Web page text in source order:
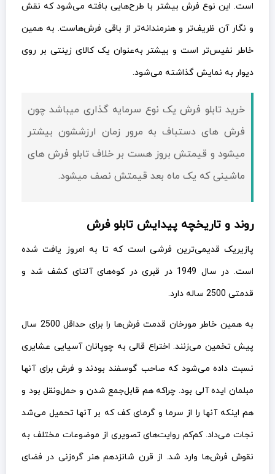
است. این نوع فرش بیشتر با طرح‌هایی بافته می‌شود که نقش
و نگار آن ظریف‌تر و هنرمندانه‌تر از باقی فرش‌هاست. به همین
خاطر نفیس‌تر است و بیشتر به‌عنوان یک کالای زینتی بر روی
دیوار به نمایش گذاشته می‌شود.
خرید تابلو فرش یک نوع سرمایه گذاری میباشد چون
فرش های دستباف به مرور زمان ارزششون بیشتر
میشود و قيمتش بروز هست بر خلاف تابلو فرش های
ماشینی که یک ماه بعد قيمتش نصف میشود.
روند و تاریخچه پیدایش تابلو فرش
پازیریک قدیمی‌ترین فرشی است که تا به امروز یافت شده
است. در سال 1949 در قبری در کوه‌های آلتای کشف شد و
قدمتی 2500 ساله دارد.
به همین خاطر مورخان قدمت فرش‌ها را برای حداقل 2500 سال
پیش تخمین می‌زنند. اختراع قالی به چوپانان آسیایی عشایری
نسبت داده می‌شود که صاحب گوسفند بودند و فرش برای آنها
مبلمان ایده آلی بود. چراکه هم قابل‌جمع شدن و حمل‌ونقل بود و
هم اینکه آنها را از سرما و گرمای کف که بر آنها تحمیل می‌شد
نجات می‌داد. کم‌کم روایت‌های تصویری از موضوعات مختلف به
نقوش فرش‌ها وارد شد. از قرن شانزدهم هنر گره‌زنی در فضای